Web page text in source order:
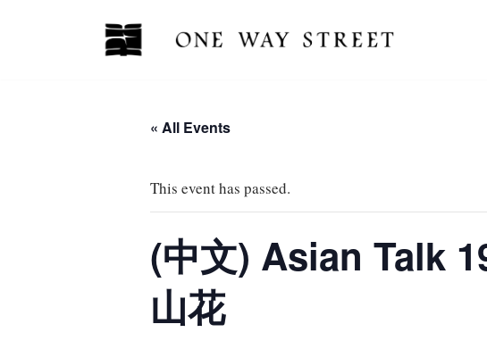
« All Events
This event has passed.
(中文) Asian Talk
山花